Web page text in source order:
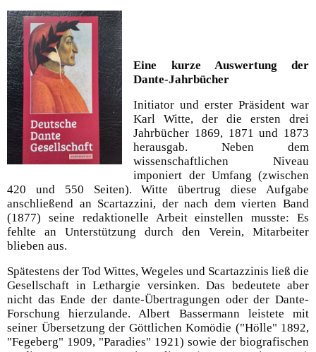
Eine kurze Auswertung der
Dante-Jahrbücher
Initiator und erster Präsident war
Karl Witte, der die ersten drei
Jahrbücher 1869, 1871 und 1873
herausgab. Neben dem
wissenschaftlichen Niveau
imponiert der Umfang (zwischen
420 und 550 Seiten). Witte übertrug diese Aufgabe
anschließend an Scartazzini, der nach dem vierten Band
(1877) seine redaktionelle Arbeit einstellen musste: Es
fehlte an Unterstützung durch den Verein, Mitarbeiter
blieben aus.
Spätestens der Tod Wittes, Wegeles und Scartazzinis ließ die
Gesellschaft in Lethargie versinken. Das bedeutete aber
nicht das Ende der dante-Übertragungen oder der Dante-
Forschung hierzulande. Albert Bassermann leistete mit
seiner Übersetzung der Göttlichen Komödie ("Hölle" 1892,
"Fegeberg" 1909, "Paradies" 1921) sowie der biografischen